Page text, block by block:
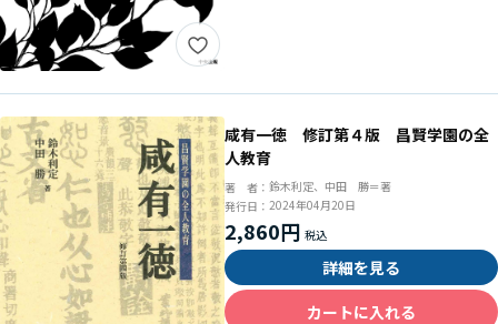
咸有一徳 修訂第４版 昌賢学園の全
人教育
著 者： 鈴木利定、中田 勝＝著
発行日： 2024年04月20日
2,860円
詳細を見る
カートに入れる